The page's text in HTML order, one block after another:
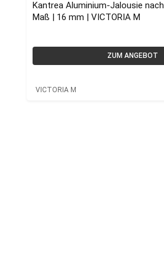
Kantrea Aluminium-Jalousie nach
Maß | 16 mm | VICTORIA M
ZUM ANGEBOT
VICTORIA M